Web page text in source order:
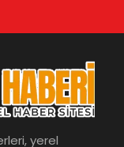
yerel